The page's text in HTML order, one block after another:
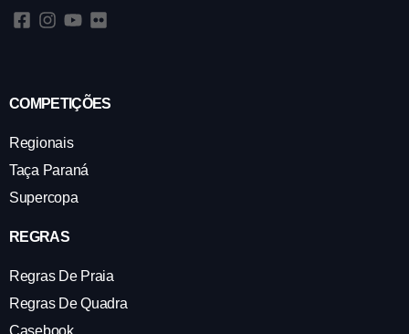
COMPETIÇÕES
Regionais
Taça Paraná
Supercopa
REGRAS
Regras De Praia
Regras De Quadra
Casebook